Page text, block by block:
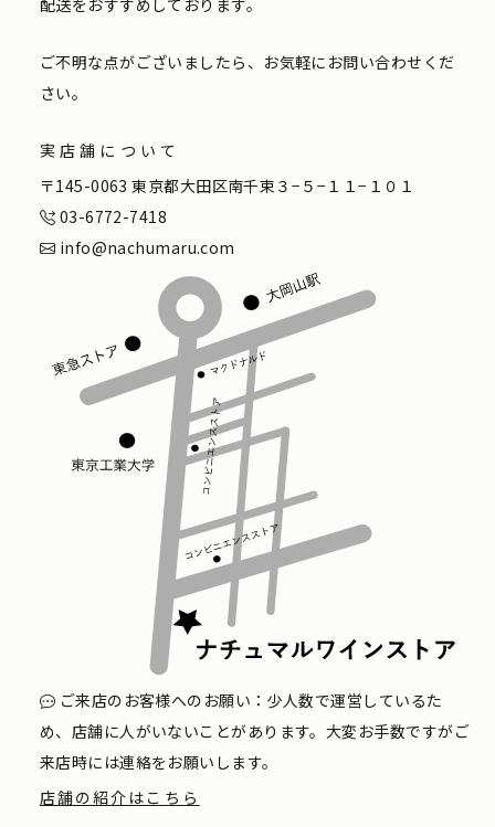
配送をおすすめしております。
ご不明な点がございましたら、お気軽にお問い合わせくだ
さい。
実店舗について
〒145-0063 東京都大田区南千束３−５−１１−１０１
03-6772-7418
info@nachumaru.com
ご来店のお客様へのお願い：少人数で運営しているた
め、店舗に人がいないことがあります。大変お手数ですがご
来店時には連絡をお願いします。
店舗の紹介はこちら